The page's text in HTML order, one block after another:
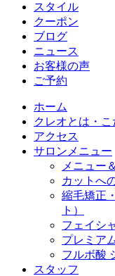
スタイル
クーポン
ブログ
ニュース
お客様の声
ご予約
ホーム
クレオとは・こ
アクセス
サロンメニュー
メニュー
カットへ
縮毛矯正
ト）
フェイシ
プレミア
フルボ酸
スタッフ